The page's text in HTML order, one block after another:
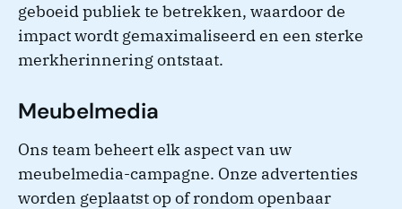
geboeid publiek te betrekken, waardoor de
impact wordt gemaximaliseerd en een sterke
merkherinnering ontstaat.
Meubelmedia
Ons team beheert elk aspect van uw
meubelmedia-campagne. Onze advertenties
worden geplaatst op of rondom openbaar